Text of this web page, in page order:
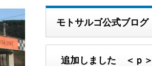
モトサルゴ公式ブログ
追加しました ＜ｐ＞